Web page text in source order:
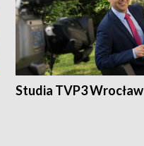
Studia TVP3 Wrocław